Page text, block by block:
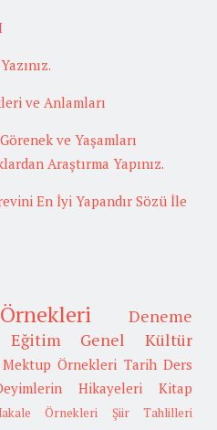
ve Anlamları
ve Yaşamları
Araştırma Yapınız.
En İyi Yapandır Sözü İle
Deneme
Eğitim Genel Kültür
Mektup Örnekleri Tarih Ders
Hikayeleri
Kitap
Örnekleri Şiir Tahlilleri